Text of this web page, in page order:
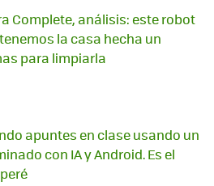
Complete, análisis: este robot
la casa hecha un
para limpiarla
apuntes en clase usando un
con IA y Android. Es el